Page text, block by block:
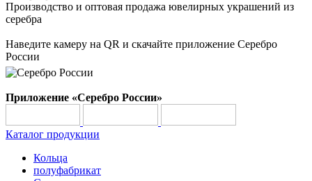
Производство и оптовая продажа ювелирных украшений из
серебра
Наведите камеру на QR и скачайте приложение Серебро
России
Приложение «Серебро России»
Каталог продукции
Кольца
полуфабрикат